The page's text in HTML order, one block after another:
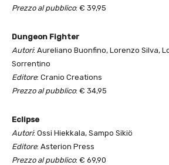
Prezzo al pubblico: € 39,95
Dungeon Fighter
Autori: Aureliano Buonfino, Lorenzo Silva,
Sorrentino
Editore: Cranio Creations
Prezzo al pubblico: € 34,95
Eclipse
Autori: Ossi Hiekkala, Sampo Sikiö
Editore: Asterion Press
Prezzo al pubblico: € 69,90